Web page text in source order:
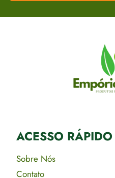
ACESSO RÁPIDO​
Sobre Nós
Contato